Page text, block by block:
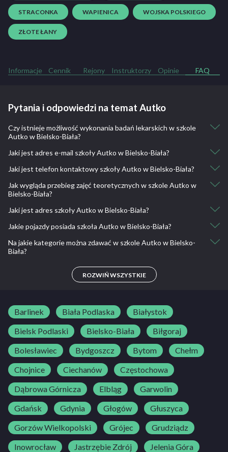
STRACONKA WAPIENICA WOJSKA POLSKIEGO
ZŁOTE ŁANY
Informacje Cennik Rejony Instruktorzy Opinie FAQ
Pytania i odpowiedzi na temat Autko
Czy istnieje możliwość wykonania badań lekarskich w szkole
Autko w Bielsko-Biała?
Tak, istnieje taka możliwość.
Współpracujemy z lekarzem medycyny - badania lekarskie na
Jaki jest adres e-mail szkoły Autko w Bielsko-Biała?
biuro@autko.bielsko.pl
Jaki jest telefon kontaktowy szkoły Autko w Bielsko-Biała?
33 810 32 02, 502 323 192, 510 487 762
Jak wygląda przebieg zajęć teoretycznych w szkole Autko w
Bielsko-Biała?
Sale wykładowe wyposażone w nowoczesne środki dydaktyczne
(projektory, komputery, programy multimedialne
Jaki jest adres szkoły Autko w Bielsko-Biała?
Partyzantów 39, 43-300 Bielsko-Biała, Polska
Jakie pojazdy posiada szkoła Autko w Bielsko-Biała?
Toyota Yaris, Renault Midlum 220.14/C CL, Opel Vivaro, Suzuki
Gladius 650, Yamaha YBR125 Custom
Na jakie kategorie można zdawać w szkole Autko w Bielsko-
Biała?
A, A1, A2, AM, B, B+E, C, C+E
ROZWIŃ WSZYSTKIE
Barlinek Biała Podlaska
Białystok
Bielsk Podlaski
Bielsko-Biała
Biłgoraj
Bolesławiec
Bydgoszcz Bytom
Chełm
Chojnice
Ciechanów
Częstochowa
Dąbrowa Górnicza
Elbląg
Garwolin
Gdańsk
Gdynia Głogów
Głuszyca
Gorzów Wielkopolski
Grójec
Grudziądz
Inowrocław
Jastrzębie Zdrój
Jelenia Góra